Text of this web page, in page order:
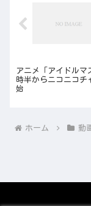
アニメ「アイドルマ
時半からニコニコチ
始
ホーム 動